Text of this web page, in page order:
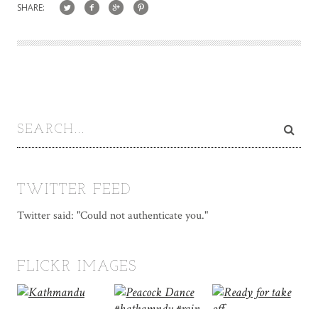
SHARE:
TWITTER FEED
Twitter said: "Could not authenticate you."
FLICKR IMAGES